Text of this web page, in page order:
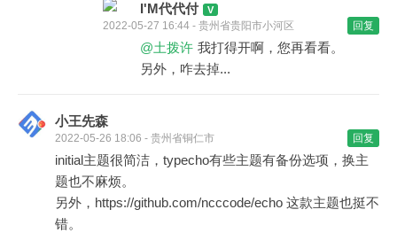
I'M代代付
2022-05-27 16:44 - 贵州省贵阳市小河区 回复
@土拨许 我打得开啊，您再看看。
另外，咋去掉...
小王先森
2022-05-26 18:06 - 贵州省铜仁市 回复
initial主题很简洁，typecho有些主题有备份选项，换主
题也不麻烦。
另外，https://github.com/ncccode/echo 这款主题也挺不
错。